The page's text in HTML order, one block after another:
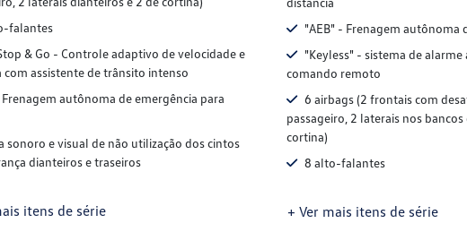
falantes
& Go - Controle adaptivo de velocidade e
com assistente de trânsito intenso
Frenagem autônoma de emergência para
sonoro e visual de não utilização dos cintos
dianteiros e traseiros
itens de série
"AEB" - Frenagem autônoma
"Keyless" - sistema de
comando remoto
6 airbags (2 frontais com
passageiro, 2 laterais nos
cortina)
8 alto-falantes
+ Ver mais itens de série